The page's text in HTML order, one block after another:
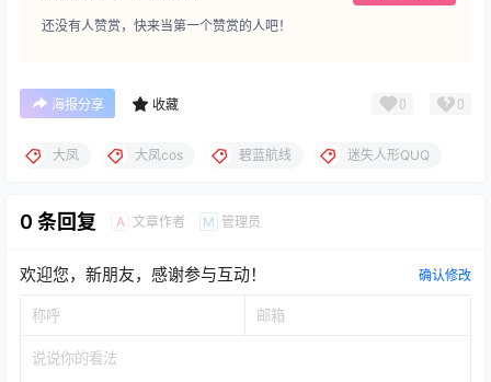
还没有人赞赏，快来当第一个赞赏的人吧！
海报分享 收藏 0 0
大凤 大凤cos 碧蓝航线 迷失人形QUQ
0 条回复 A 文章作者 M 管理员
欢迎您，新朋友，感谢参与互动！ 确认修改